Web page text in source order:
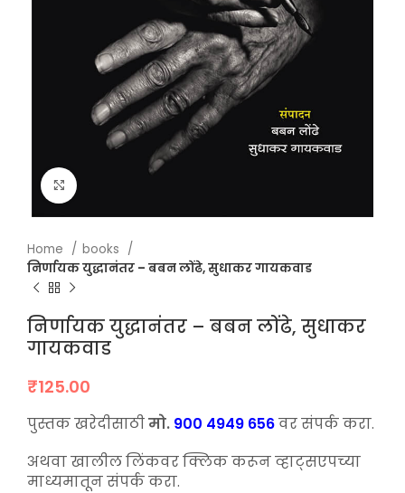
Home
books
निर्णायक युद्धानंतर – बबन लोंढे, सुधाकर गायकवाड
निर्णायक युद्धानंतर – बबन लोंढे, सुधाकर
गायकवाड
₹125.00
पुस्तक खरेदीसाठीमो. 900 4949 656वर संपर्क करा.
अथवा खालील लिंकवर क्लिक करून व्हाट्सएपच्या
माध्यमातून संपर्क करा.